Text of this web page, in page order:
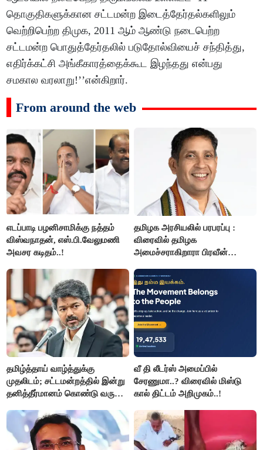
தொகுதிகளுக்கான சட்டமன்ற இடைத்தேர்தல்களிலும்
வெற்றிபெற்ற திமுக, 2011 ஆம் ஆண்டு நடைபெற்ற
சட்டமன்ற பொதுத்தேர்தலில் படுதோல்வியைச் சந்தித்து,
எதிர்க்கட்சி அங்கீகாரத்தைக்கூட இழந்தது என்பது
சமகால வரலாறு!’’என்கிறார்.
From around the web
எடப்பாடி பழனிசாமிக்கு நத்தம்
விஸ்வநாதன், எஸ்.பி.வேலுமணி
அவசர கடிதம்..!
தமிழக அரசியலில் பரபரப்பு :
விரைவில் தமிழக
அமைச்சராகிறாரா பிரவீன்
தமிழ்த்தாய் வாழ்த்துக்கு
முதலிடம்; சட்டமன்றத்தில் இன்று
தனித்தீர்மானம் கொண்டு வரும்
வீ தி லீடர்ஸ் அமைப்பில்
சேரணுமா..? விரைவில் மிஸ்டு
கால் திட்டம் அறிமுகம்..!